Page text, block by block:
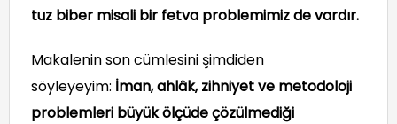
tuz biber misali bir fetva problemimiz de vardır.
Makalenin son cümlesini şimdiden
söyleyeyim: İman, ahlâk, zihniyet ve metodoloji
problemleri büyük ölçüde çözülmediği